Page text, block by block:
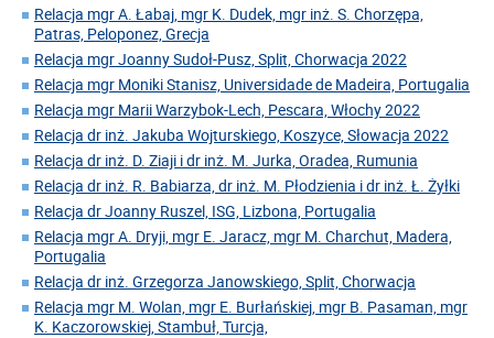
Relacja mgr A. Łabaj, mgr K. Dudek, mgr inż. S. Chorzępa,
Patras, Peloponez, Grecja
Relacja mgr Joanny Sudoł-Pusz, Split, Chorwacja 2022
Relacja mgr Moniki Stanisz, Universidade de Madeira, Portugalia
Relacja mgr Marii Warzybok-Lech, Pescara, Włochy 2022
Relacja dr inż. Jakuba Wojturskiego, Koszyce, Słowacja 2022
Relacja dr inż. D. Ziaji i dr inż. M. Jurka, Oradea, Rumunia
Relacja dr inż. R. Babiarza, dr inż. M. Płodzienia i dr inż. Ł. Żyłki
Relacja dr Joanny Ruszel, ISG, Lizbona, Portugalia
Relacja mgr A. Dryji, mgr E. Jaracz, mgr M. Charchut, Madera,
Portugalia
Relacja dr inż. Grzegorza Janowskiego, Split, Chorwacja
Relacja mgr M. Wolan, mgr E. Burłańskiej, mgr B. Pasaman, mgr
K. Kaczorowskiej, Stambuł, Turcja,